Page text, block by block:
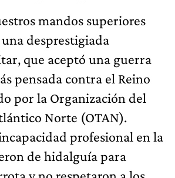
mandos superiores
desprestigiada
que aceptó una guerra
pensada contra el Reino
por la Organización del
Norte (OTAN).
profesional en la
de hidalguía para